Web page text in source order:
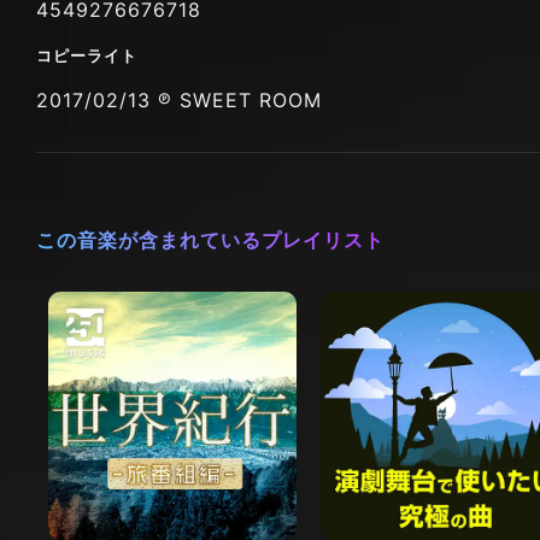
4549276676718
コピーライト
2017/02/13 ℗ SWEET ROOM
この音楽が含まれているプレイリスト